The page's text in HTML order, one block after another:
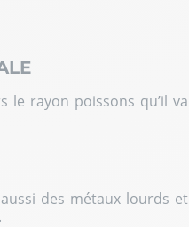
le rayon poissons qu’il va
des métaux lourds et